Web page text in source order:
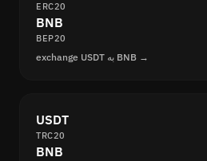
ERC20
BNB
BEP20
exchange USDT به BNB →
USDT
TRC20
BNB